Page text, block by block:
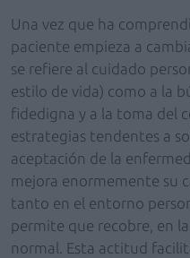
Una vez que ha
paciente empieza a
se refiere al cuidado
estilo de vida) como a la
fidedigna y a la toma del
estrategias tendentes a
aceptación de la
mejora enormemente su
tanto en el entorno
permite que recobre, en
normal. Esta actitud